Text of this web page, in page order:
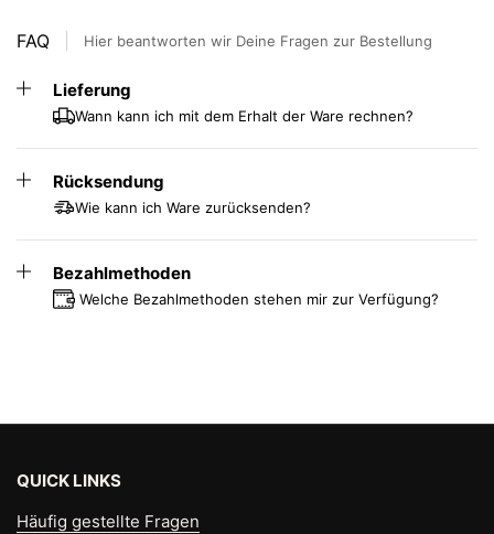
Kompaktes Design für maximale Bewegungsfreiheit
Chemikalienresistente und reinigungsfreundliche
Materialien
Jetzt den Bimos Labsit bestellen– der perfekte
Laborstuhl für Ergonomie, Hygiene und Langlebigkeit.
FAQ Hier beantworten wir Deine Fragen zur Bestellung
Lieferung
Wann kann ich mit dem Erhalt der Ware rechnen?
Rücksendung
Wie kann ich Ware zurücksenden?
Bezahlmethoden
Welche Bezahlmethoden stehen mir zur Verfügung?
QUICK LINKS
Häufig gestellte Fragen